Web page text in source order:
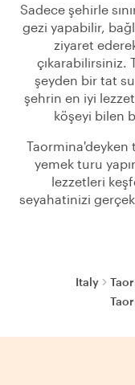
Sadece şehirle
gezi yapabilir,
ziyaret
çıkarabilirsiniz.
şeyden bir tat
şehrin en iyi
köşeyi bilen
Taormina'deyken
yemek turu
lezzetleri
seyahatinizi
Italy